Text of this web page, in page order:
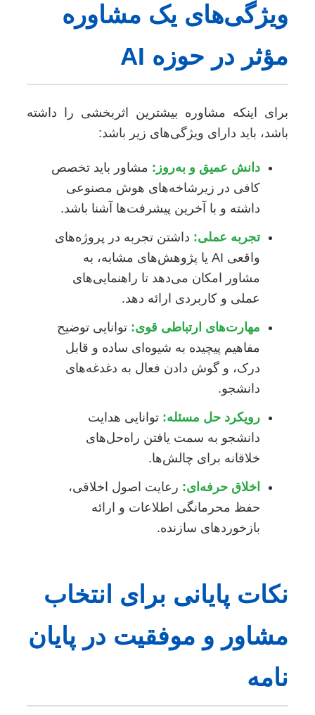
ویژگی‌های یک مشاوره
مؤثر در حوزه AI
برای اینکه مشاوره بیشترین اثربخشی را داشته
باشد، باید دارای ویژگی‌های زیر باشد:
دانش عمیق و به‌روز: مشاور باید تخصص
کافی در زیرشاخه‌های هوش مصنوعی
داشته و با آخرین پیشرفت‌ها آشنا باشد.
تجربه عملی: داشتن تجربه در پروژه‌های
واقعی AI یا پژوهش‌های مشابه، به
مشاور امکان می‌دهد تا راهنمایی‌های
عملی و کاربردی ارائه دهد.
مهارت‌های ارتباطی قوی: توانایی توضیح
مفاهیم پیچیده به شیوه‌ای ساده و قابل
درک، و گوش دادن فعال به دغدغه‌های
دانشجو.
رویکرد حل مسئله: توانایی هدایت
دانشجو به سمت یافتن راه‌حل‌های
خلاقانه برای چالش‌ها.
اخلاق حرفه‌ای: رعایت اصول اخلاقی،
حفظ محرمانگی اطلاعات و ارائه
بازخوردهای سازنده.
نکات پایانی برای انتخاب
مشاور و موفقیت در پایان
نامه